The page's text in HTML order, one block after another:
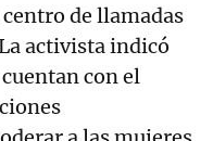
de llamadas
activista indicó
con el